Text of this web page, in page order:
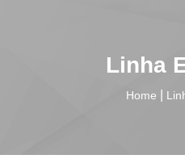
Linha
Home